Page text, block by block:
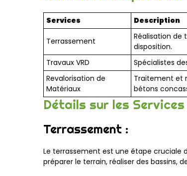
Services Description
Terrassement
Réalisation de
disposition.
Travaux VRD
Spécialistes
Revalorisation de
Matériaux
Traitement et
bétons
Détails sur les
Terrassement :
Le terrassement est une étape cruciale
préparer le terrain, réaliser des bassins,